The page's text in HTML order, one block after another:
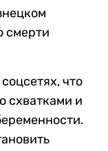
смерти
что
схватками и